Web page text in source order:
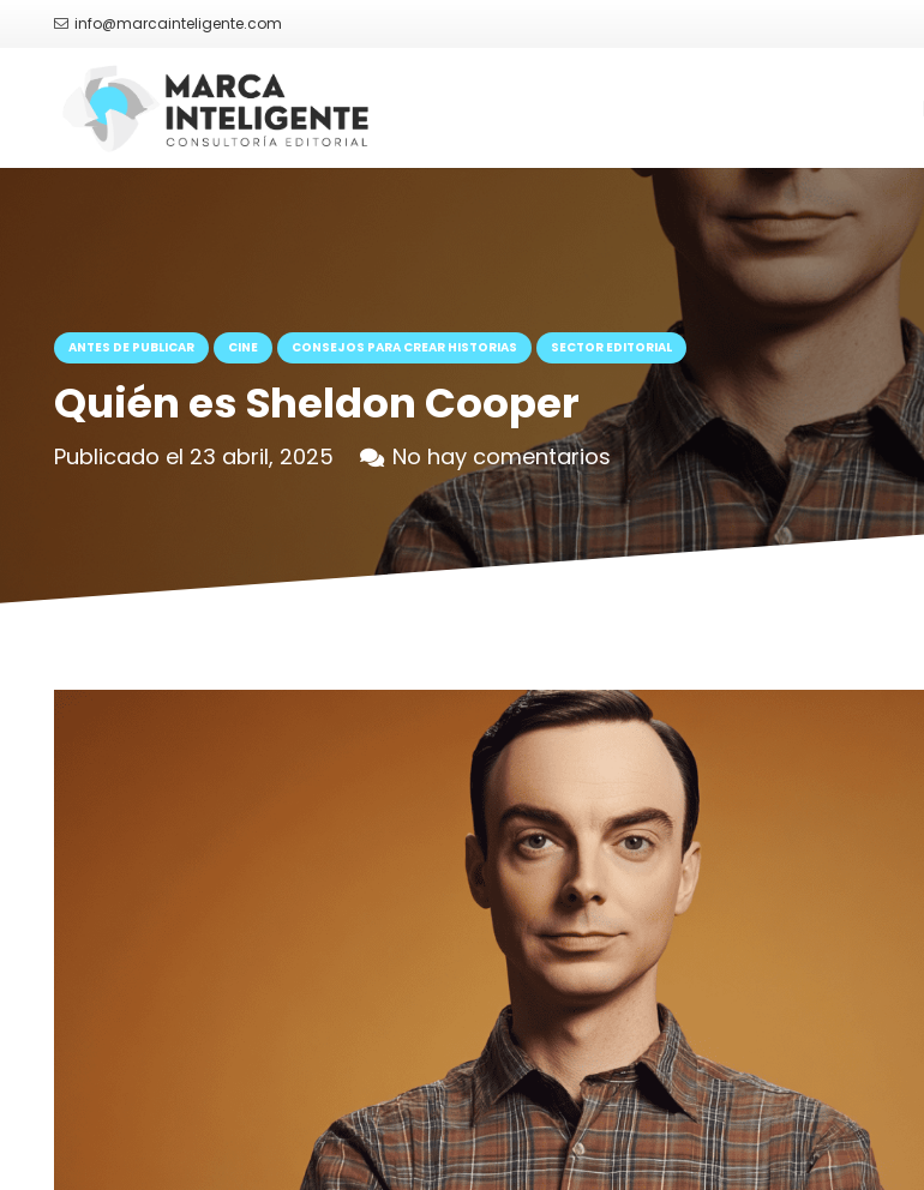
info@marcainteligente.com
ANTES DE PUBLICAR CINE CONSEJOS PARA CREAR HISTORIAS SECTOR EDITORIAL
Quién es Sheldon Cooper
Publicado el 23 abril, 2025 No hay comentarios